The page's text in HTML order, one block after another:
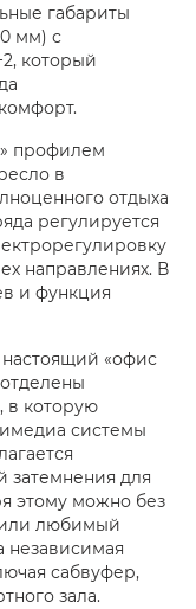
габариты
мм) с
который
профилем
в
отдыха
регулируется
направлениях. В
и функция
«офис
в которую
системы
затемнения для
этому можно без
или любимый
независимая
сабвуфер,
зала.